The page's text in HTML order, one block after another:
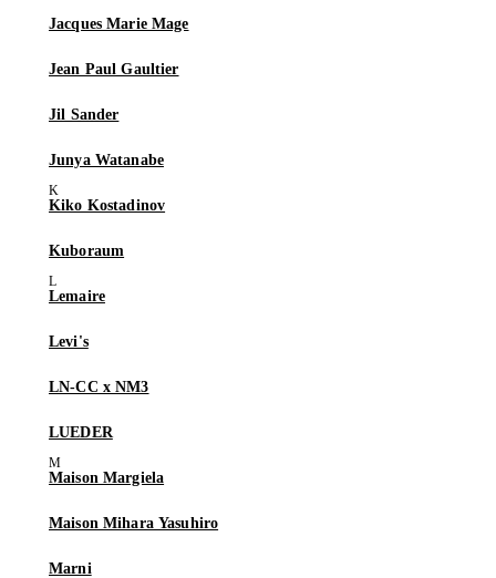
Jacques Marie Mage
Jean Paul Gaultier
Jil Sander
Junya Watanabe
Kiko Kostadinov
Kuboraum
Lemaire
Levi's
LN-CC x NM3
LUEDER
Maison Margiela
Maison Mihara Yasuhiro
Marni